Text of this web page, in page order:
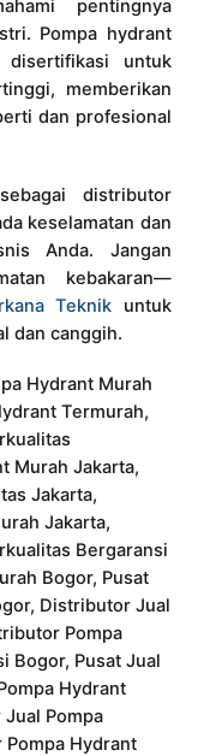
pentingnya
Pompa hydrant
untuk
memberikan
dan profesional
distributor
keselamatan dan
Anda. Jangan
kebakaran—
Teknik untuk
dan canggih.
Hydrant Murah
Termurah,
Murah Jakarta,
Jakarta,
Jakarta,
Bergaransi
Bogor, Pusat
Distributor Jual
Pompa
Bogor, Pusat Jual
Hydrant
Pompa
Hydrant